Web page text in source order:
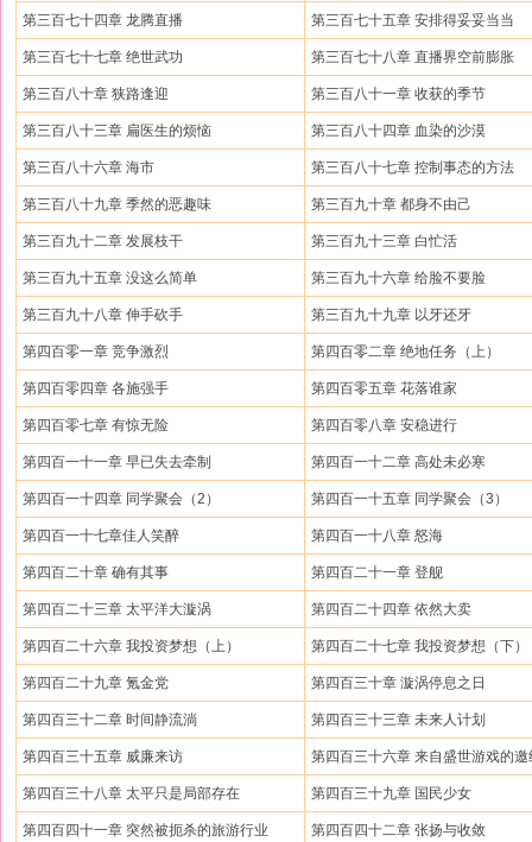
第三百七十四章 龙腾直播 第三百七十五章 安排得妥妥当当
第三百七十七章 绝世武功 第三百七十八章 直播界空前膨胀
第三百八十章 狭路逢迎 第三百八十一章 收获的季节
第三百八十三章 扁医生的烦恼 第三百八十四章 血染的沙漠
第三百八十六章 海市 第三百八十七章 控制事态的方法
第三百八十九章 季然的恶趣味 第三百九十章 都身不由己
第三百九十二章 发展枝干 第三百九十三章 白忙活
第三百九十五章 没这么简单 第三百九十六章 给脸不要脸
第三百九十八章 伸手砍手 第三百九十九章 以牙还牙
第四百零一章 竞争激烈 第四百零二章 绝地任务（上）
第四百零四章 各施强手 第四百零五章 花落谁家
第四百零七章 有惊无险 第四百零八章 安稳进行
第四百一十一章 早已失去牵制 第四百一十二章 高处未必寒
第四百一十四章 同学聚会（2） 第四百一十五章 同学聚会（3）
第四百一十七章佳人笑醉 第四百一十八章 怒海
第四百二十章 确有其事 第四百二十一章 登舰
第四百二十三章 太平洋大漩涡 第四百二十四章 依然大卖
第四百二十六章 我投资梦想（上） 第四百二十七章 我投资梦想（下）
第四百二十九章 氪金党 第四百三十章 漩涡停息之日
第四百三十二章 时间静流淌 第四百三十三章 未来人计划
第四百三十五章 威廉来访 第四百三十六章 来自盛世游戏的邀
第四百三十八章 太平只是局部存在 第四百三十九章 国民少女
第四百四十一章 突然被扼杀的旅游行业 第四百四十二章 张扬与收敛